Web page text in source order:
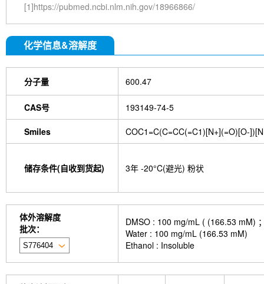
[1]https://pubmed.ncbi.nlm.nih.gov/18966866/
化学信息&溶解度
分子量 600.47
CAS号 193149-74-5
Smiles COC1=C(C=CC(=C1)[N+](=O)[O-
储存条件(自收到货起) 3年 -20°C(避光) 粉状
体外溶解度
批次：
DMSO : 100 mg/mL ( (166.53 mM)
Water : 100 mg/mL (166.53 mM)
Ethanol : Insoluble